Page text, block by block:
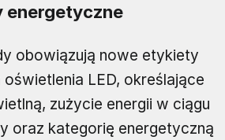
energetyczne
obowiązują nowe etykiety
LED, określające
zużycie energii w ciągu
oraz kategorię energetyczną